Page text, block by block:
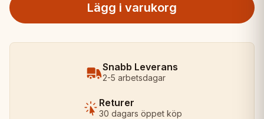
Lägg i varukorg
Snabb Leverans
2-5 arbetsdagar
Returer
30 dagars öppet köp